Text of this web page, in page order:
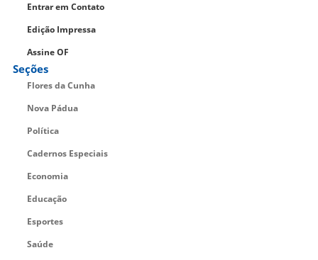
Entrar em Contato
Edição Impressa
Assine OF
Seções
Flores da Cunha
Nova Pádua
Política
Cadernos Especiais
Economia
Educação
Esportes
Saúde